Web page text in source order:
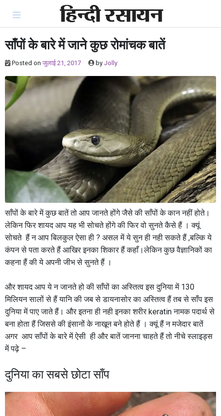
content
साँपों के बारे में जाने कुछ रोमांचक बातें
Posted on जुलाई 21, 2017 by Jolly
साँपों के बारे में कुछ बातें तो आप जानते होंगे जैसे की साँपों के कान नहीं होते।
लेकिन फिर शायद आप यह भी सोचते होंगे की फिर वो सुनते कैसे हैं । क्यूं
सोचते हैं न आप बिलकुल ऐसा ही ? असल में ये सुन ही नही सकते हैं ,बल्कि ये
कंपन से पता करते हैं आखिर इनका शिकार हैं कहाँ।लेकिन कुछ वैज्ञानिकों का
कहना हैं की ये अपनी जीभ से सुनते हैं ।
और शायद आप ये न जानते हो की साँपों का अस्तित्व इस दुनिया में 130
मिलियन सालों से हैं यानि की जब से डायनासोर का अस्तित्व हैं तब से साँप इस
दुनिया में पाए जाते हैं। और इतना ही नही इनका शरीर keratin नामक पदार्थ से
बना होता हैं जिससे की इंसानों के नाखून बने होते हैं । क्यूं हैं न मजेदार बातें
अगर आप साँपों के बारे में ऐसी ही और बातें जानना चाहते हैं तो नीचे स्लाइड्स
में पढ़े –
दुनिया का सबसे छोटा साँप